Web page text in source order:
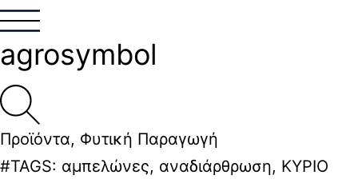
agrosymbol
Προϊόντα, Φυτική Παραγωγή
#TAGS: αμπελώνες, αναδιάρθρωση, ΚΥΡΙΟ